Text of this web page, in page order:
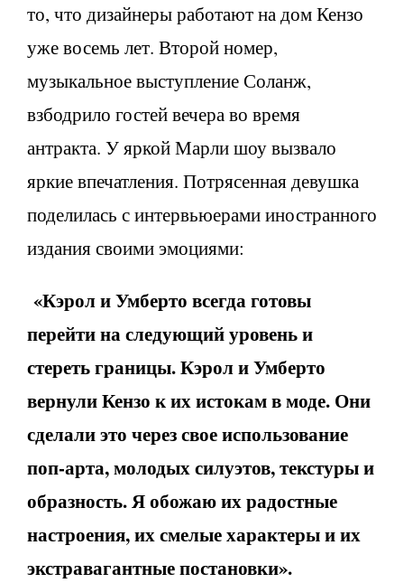
то, что дизайнеры работают на дом Кензо
уже восемь лет. Второй номер,
музыкальное выступление Соланж,
взбодрило гостей вечера во время
антракта. У яркой Марли шоу вызвало
яркие впечатления. Потрясенная девушка
поделилась с интервьюерами иностранного
издания своими эмоциями:
«Кэрол и Умберто всегда готовы
перейти на следующий уровень и
стереть границы. Кэрол и Умберто
вернули Кензо к их истокам в моде. Они
сделали это через свое использование
поп-арта, молодых силуэтов, текстуры и
образность. Я обожаю их радостные
настроения, их смелые характеры и их
экстравагантные постановки».